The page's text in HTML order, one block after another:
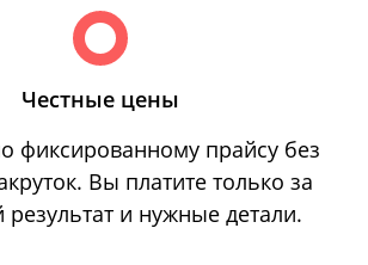
Честные цены
фиксированному прайсу без
Вы платите только за
и нужные детали.